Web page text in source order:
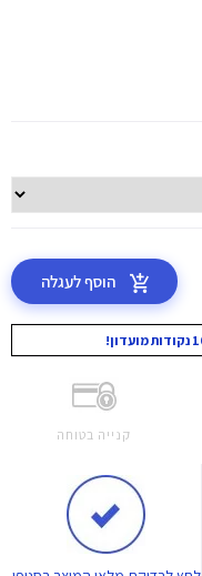
הוסף לעגלה
קנייה בטוחה